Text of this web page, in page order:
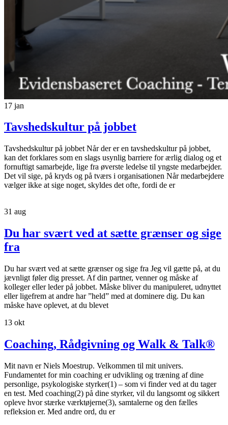
17 jan
Tavshedskultur på jobbet
Tavshedskultur på jobbet Når der er en tavshedskultur på jobbet,
kan det forklares som en slags usynlig barriere for ærlig dialog og et
fornuftigt samarbejde, lige fra øverste ledelse til yngste medarbejder.
Det vil sige, på kryds og på tværs i organisationen Når medarbejdere
vælger ikke at sige noget, skyldes det ofte, fordi de er
31 aug
Du har svært ved at sætte grænser og sige
fra
Du har svært ved at sætte grænser og sige fra Jeg vil gætte på, at du
jævnligt føler dig presset. Af din partner, venner og måske af
kolleger eller leder på jobbet. Måske bliver du manipuleret, udnyttet
eller ligefrem at andre har ”held” med at dominere dig. Du kan
måske have oplevet, at du blevet
13 okt
Coaching, Rådgivning og Walk & Talk®
Mit navn er Niels Moestrup. Velkommen til mit univers.
Fundamentet for min coaching er udvikling og træning af dine
personlige, psykologiske styrker(1) – som vi finder ved at du tager
en test. Med coaching(2) på dine styrker, vil du langsomt og sikkert
opleve hvor stærke værktøjerne(3), samtalerne og den fælles
refleksion er. Med andre ord, du er